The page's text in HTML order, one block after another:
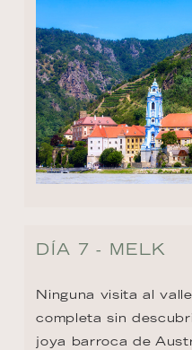
DÍA 7 - MELK
Ninguna visita al
completa sin
joya barroca de